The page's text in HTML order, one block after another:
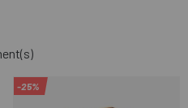
-25%